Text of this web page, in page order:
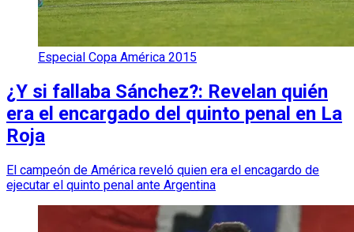
Especial Copa América 2015
¿Y si fallaba Sánchez?: Revelan quién
era el encargado del quinto penal en La
Roja
El campeón de América reveló quien era el encagardo de
ejecutar el quinto penal ante Argentina